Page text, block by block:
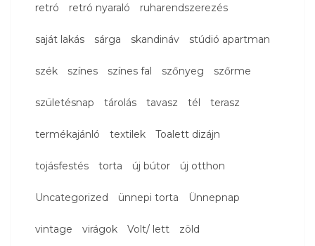
retró retró nyaraló ruharendszerezés
saját lakás sárga skandináv stúdió apartman
szék színes színes fal szőnyeg szőrme
születésnap tárolás tavasz tél terasz
termékajánló textilek Toalett dizájn
tojásfestés torta új bútor új otthon
Uncategorized ünnepi torta Ünnepnap
vintage virágok Volt/ lett zöld